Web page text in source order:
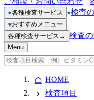
各種検査サービス 検査
おすすめメニュー
各種検査サービス → 検査
Menu
HOME
検査項目